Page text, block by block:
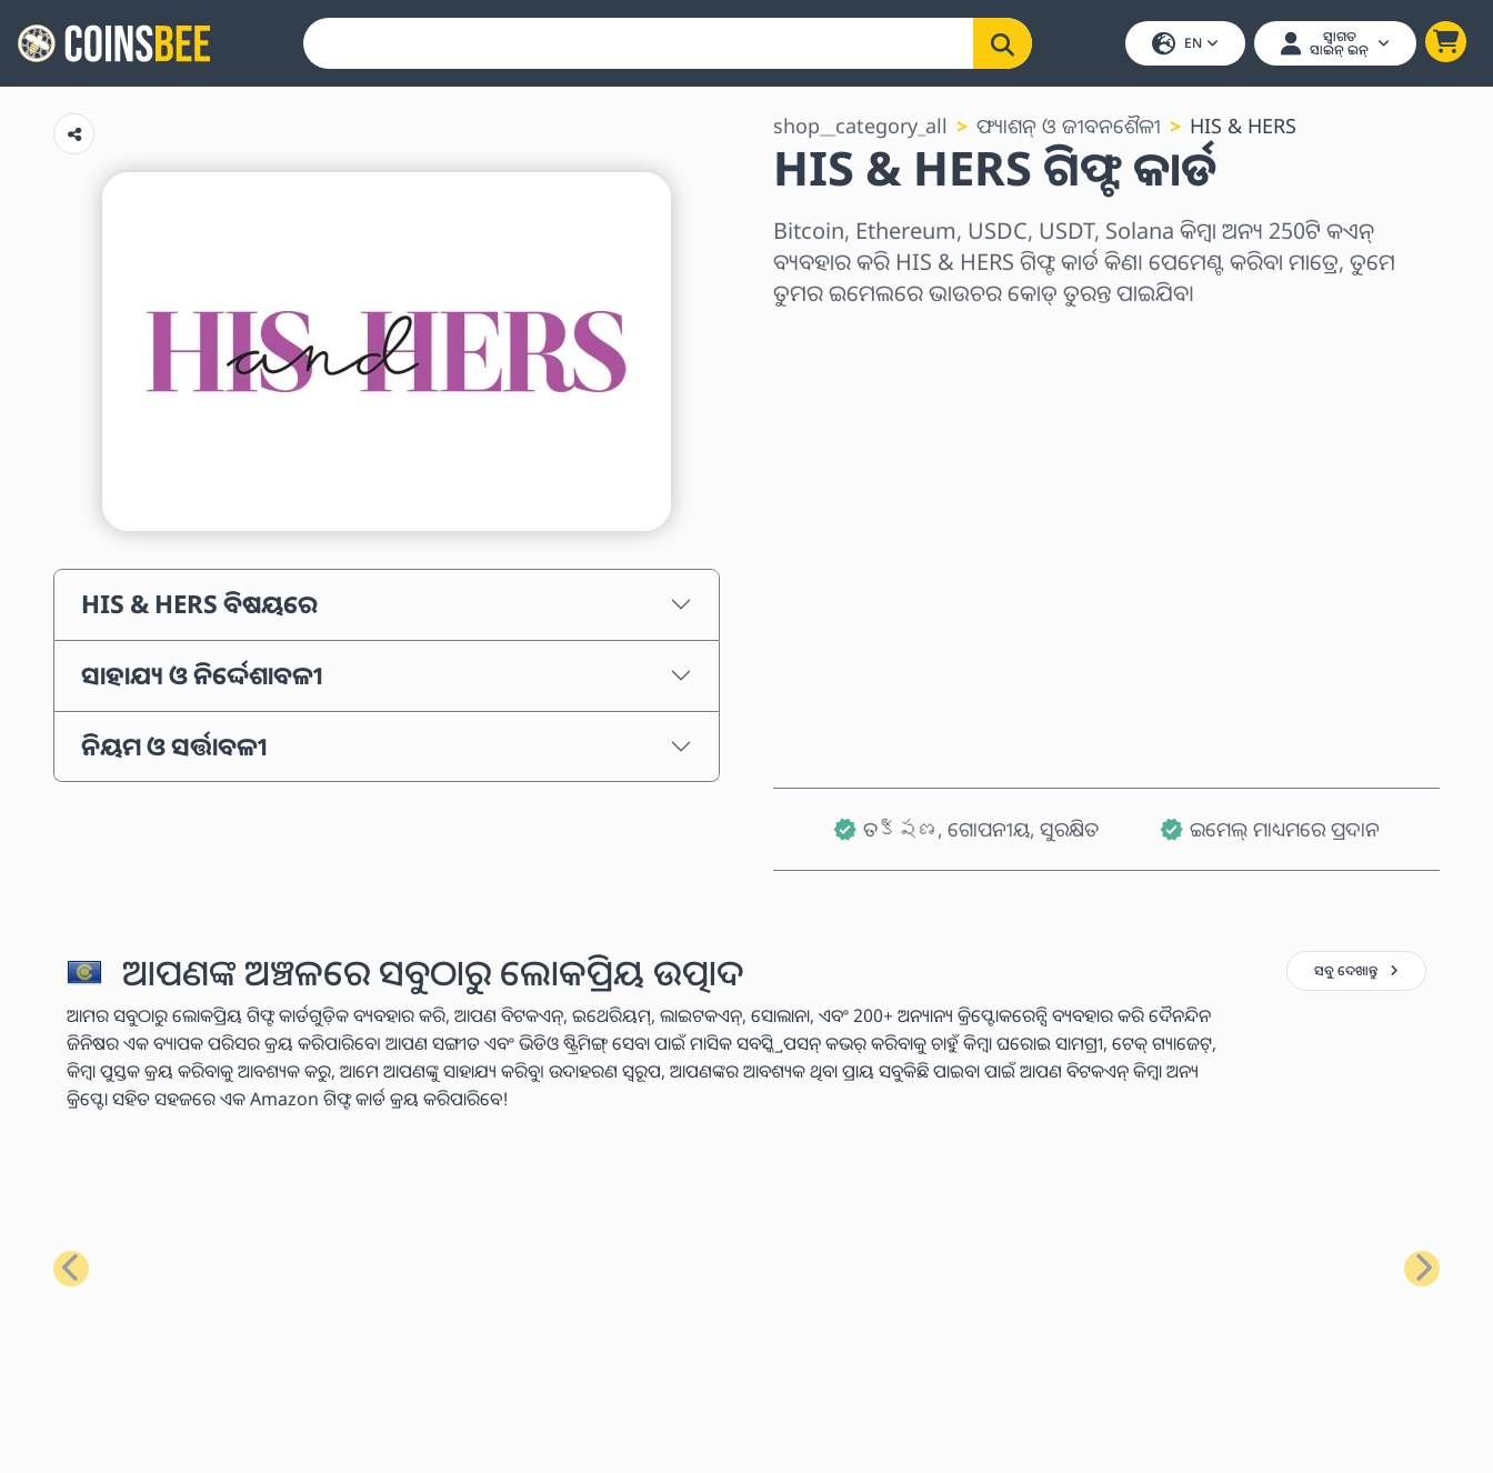
EN ସ୍ୱାଗତ
ସାଇନ୍ ଇନ୍
HIS & HERS ବିଷୟରେ
ସାହାଯ୍ୟ ଓ ନିର୍ଦ୍ଦେଶାବଳୀ
ନିୟମ ଓ ସର୍ତ୍ତାବଳୀ
shop__category_all ଫ୍ୟାଶନ୍ ଓ ଜୀବନଶୈଳୀ HIS & HERS
HIS & HERS ଗିଫ୍ଟ କାର୍ଡ
Bitcoin, Ethereum, USDC, USDT, Solana କିମ୍ବା ଅନ୍ୟ 250ଟି କଏନ୍
ବ୍ୟବହାର କରି HIS & HERS ଗିଫ୍ଟ କାର୍ଡ କିଣ। ପେମେଣ୍ଟ କରିବା ମାତ୍ରେ, ତୁମେ
ତୁମର ଇମେଲରେ ଭାଉଚର କୋଡ୍ ତୁରନ୍ତ ପାଇଯିବ।
ତక్షణ, ଗୋପନୀୟ, ସୁରକ୍ଷିତ ଇମେଲ୍ ମାଧ୍ୟମରେ ପ୍ରଦାନ
ଆପଣଙ୍କ ଅଞ୍ଚଳରେ ସବୁଠାରୁ ଲୋକପ୍ରିୟ ଉତ୍ପାଦ
ଆମର ସବୁଠାରୁ ଲୋକପ୍ରିୟ ଗିଫ୍ଟ କାର୍ଡଗୁଡ଼ିକ ବ୍ୟବହାର କରି, ଆପଣ ବିଟକଏନ୍, ଇଥେରିୟମ୍, ଲାଇଟକଏନ୍, ସୋଲାନା, ଏବଂ 200+ ଅନ୍ୟାନ୍ୟ କ୍ରିପ୍ଟୋକରେନ୍ସି ବ୍ୟବହାର କରି ଦୈନନ୍ଦିନ
ଜିନିଷର ଏକ ବ୍ୟାପକ ପରିସର କ୍ରୟ କରିପାରିବେ। ଆପଣ ସଙ୍ଗୀତ ଏବଂ ଭିଡିଓ ଷ୍ଟ୍ରିମିଙ୍ଗ୍ ସେବା ପାଇଁ ମାସିକ ସବସ୍କ୍ରିପସନ୍ କଭର୍ କରିବାକୁ ଚାହୁଁ କିମ୍ବା ଘରୋଇ ସାମଗ୍ରୀ, ଟେକ୍ ଗ୍ୟାଜେଟ୍,
କିମ୍ବା ପୁସ୍ତକ କ୍ରୟ କରିବାକୁ ଆବଶ୍ୟକ କରୁ, ଆମେ ଆପଣଙ୍କୁ ସାହାଯ୍ୟ କରିବୁ। ଉଦାହରଣ ସ୍ୱରୂପ, ଆପଣଙ୍କର ଆବଶ୍ୟକ ଥିବା ପ୍ରାୟ ସବୁକିଛି ପାଇବା ପାଇଁ ଆପଣ ବିଟକଏନ୍ କିମ୍ବା ଅନ୍ୟ
କ୍ରିପ୍ଟୋ ସହିତ ସହଜରେ ଏକ Amazon ଗିଫ୍ଟ କାର୍ଡ କ୍ରୟ କରିପାରିବେ!
ସବୁ ଦେଖାନ୍ତୁ
ପୂର୍ବ ପରବର୍ତ୍ତୀ